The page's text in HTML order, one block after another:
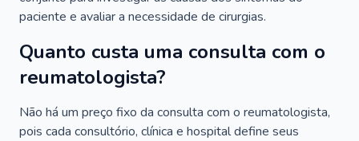
paciente e avaliar a necessidade de cirurgias.
Quanto custa uma consulta com o
reumatologista?
Não há um preço fixo da consulta com o reumatologista,
pois cada consultório, clínica e hospital define seus